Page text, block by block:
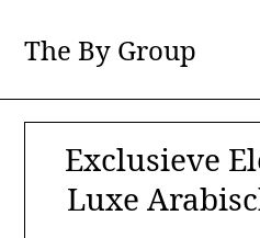
content
The By Group
Exclusieve
Luxe